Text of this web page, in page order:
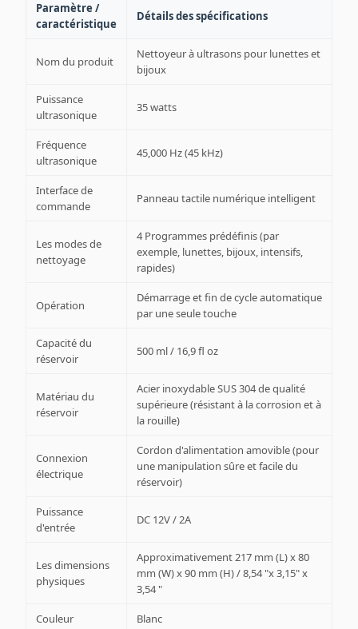
Paramètre /
caractéristique
Détails des spécifications
Nom du produit
Nettoyeur à ultrasons pour lunettes et
bijoux
Puissance
ultrasonique
35 watts
Fréquence
ultrasonique
45,000 Hz (45 kHz)
Interface de
commande
Panneau tactile numérique intelligent
Les modes de
nettoyage
4 Programmes prédéfinis (par
exemple, lunettes, bijoux, intensifs,
rapides)
Opération
Démarrage et fin de cycle automatique
par une seule touche
Capacité du
réservoir
500 ml / 16,9 fl oz
Matériau du
réservoir
Acier inoxydable SUS 304 de qualité
supérieure (résistant à la corrosion et à
la rouille)
Connexion
électrique
Cordon d'alimentation amovible (pour
une manipulation sûre et facile du
réservoir)
Puissance
d'entrée
DC 12V / 2A
Les dimensions
physiques
Approximativement 217 mm (L) x 80
mm (W) x 90 mm (H) / 8,54 "x 3,15" x
3,54 "
Couleur Blanc